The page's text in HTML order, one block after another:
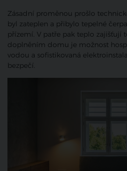
Zásadní proměnou prošlo
byl zateplen a přibylo tepelné
přízemí. V patře pak teplo zajišťují
doplněním domu je možnost
vodou a sofistikovaná
bezpečí.